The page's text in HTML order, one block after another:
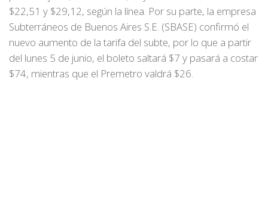
$22,51 y $29,12, según la línea. Por su parte, la empresa
Subterráneos de Buenos Aires S.E. (SBASE) confirmó el
nuevo aumento de la tarifa del subte, por lo que a partir
del lunes 5 de junio, el boleto saltará $7 y pasará a costar
$74, mientras que el Premetro valdrá $26.